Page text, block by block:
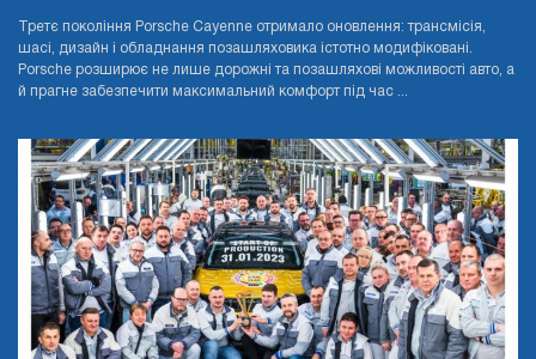
Третє покоління Porsche Cayenne отримало оновлення: трансмісія,
шасі, дизайн і обладнання позашляховика істотно модифіковані.
Porsche розширює не лише дорожні та позашляхові можливості авто, а
й прагне забезпечити максимальний комфорт під час ...